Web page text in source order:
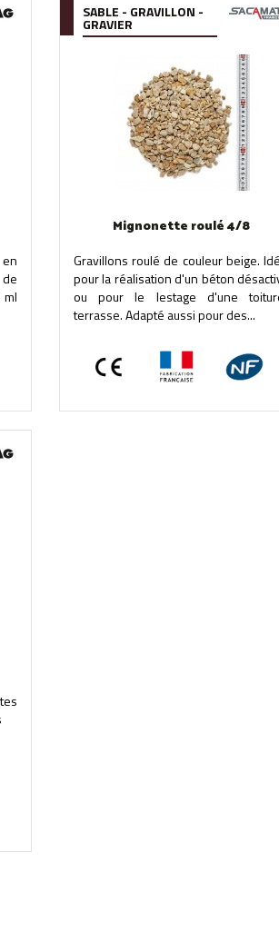
SABLE - GRAVILLON -
GRAVIER
Mignonette roulé 4/8
Gravillons roulé de couleur beige.
pour la réalisation d'un béton
ou pour le lestage d'une
terrasse. Adapté aussi pour des...